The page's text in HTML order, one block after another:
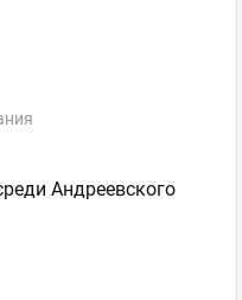
Андреевского